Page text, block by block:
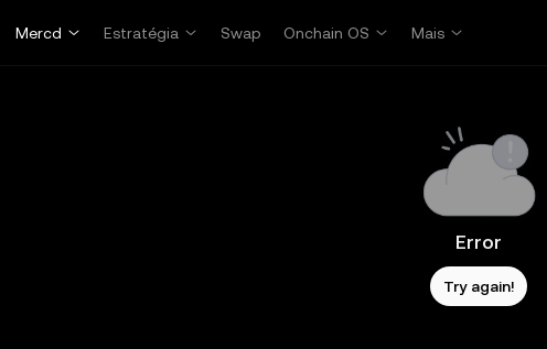
Mercd Estratégia Swap Onchain OS Mais
Error
Try again!